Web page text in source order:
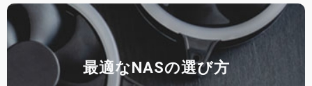
最適なNASの選び方